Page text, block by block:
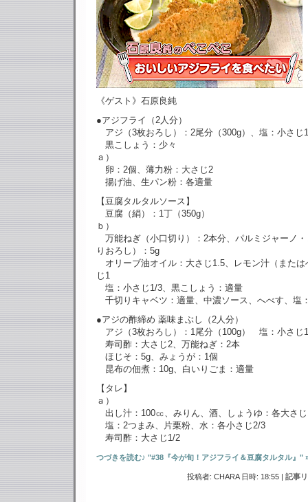
《ゲスト》石原良純
●アジフライ（2人分）
アジ（3枚おろし）：2尾分（300g）、塩：小さじ
黒こしょう：少々
ａ）
卵：2個、薄力粉：大さじ2
揚げ油、生パン粉：各適量
【豆腐タルタルソース】
豆腐（絹）：1丁（350g）
ｂ）
万能ねぎ（小口切り）：2本分、パルミジャーノ
りおろし）：5g
オリーブ油オイル：大さじ1.5、レモン汁（または
じ1
塩：小さじ1/3、黒こしょう：適量
千切りキャベツ：適量、中濃ソース、へべす、塩
●アジの酢締め 薬味まぶし（2人分）
アジ（3枚おろし）：1尾分（100g） 塩：小さじ
寿司酢：大さじ2、万能ねぎ：2本
ほじそ：5g、みょうが：1個
昆布の佃煮：10g、白いりごま：適量
【タレ】
ａ）
出し汁：100㏄、みりん、酒、しょうゆ：各大さ
塩：2つまみ、片栗粉、水：各小さじ2/3
寿司酢：大さじ1/2
つづきを読む♪ "#38『今が旬！アジフライ＆豆腐タルタル』"
投稿者: CHARA 日時: 18:55 | 記事